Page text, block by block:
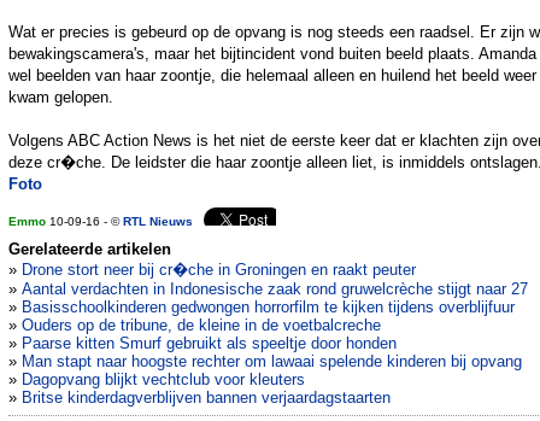
Wat er precies is gebeurd op de opvang is nog steeds een raadsel. Er zijn
bewakingscamera's, maar het bijtincident vond buiten beeld plaats.
wel beelden van haar zoontje, die helemaal alleen en huilend het beeld weer
kwam gelopen.
Volgens ABC Action News is het niet de eerste keer dat er klachten zijn
deze cr�che. De leidster die haar zoontje alleen liet, is inmiddels
Foto
Emmo 10-09-16 - ©RTL Nieuws
Gerelateerde artikelen
» Drone stort neer bij cr�che in Groningen en raakt peuter
» Aantal verdachten in Indonesische zaak rond gruwelcrèche stijgt naar 27
» Basisschoolkinderen gedwongen horrorfilm te kijken tijdens overblijfuur
» Ouders op de tribune, de kleine in de voetbalcreche
» Paarse kitten Smurf gebruikt als speeltje door honden
» Man stapt naar hoogste rechter om lawaai spelende kinderen bij opvang
» Dagopvang blijkt vechtclub voor kleuters
» Britse kinderdagverblijven bannen verjaardagstaarten